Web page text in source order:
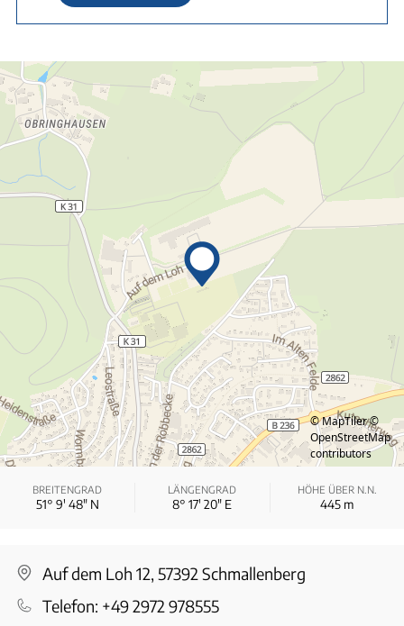
© MapTiler©
OpenStreetMap
contributors
BREITENGRAD
51° 9′ 48″ N
LÄNGENGRAD
8° 17′ 20″ E
HÖHE ÜBER N.N.
445 m
Auf dem Loh 12, 57392 Schmallenberg
Telefon: +49 2972 978555